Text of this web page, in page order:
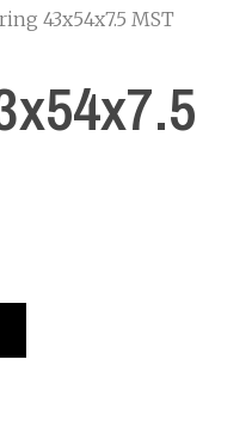
43x54x7.5 MST